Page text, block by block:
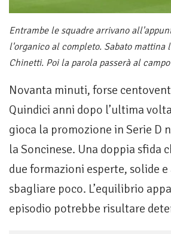
Entrambe le squadre arrivano
l'organico al completo. Sabato
Chinetti. Poi la parola passerà al
Novanta minuti, forse
Quindici anni dopo l’ultima
gioca la promozione in Serie D
la Soncinese. Una doppia sfida
due formazioni esperte, solide
sbagliare poco. L’equilibrio
episodio potrebbe risultare